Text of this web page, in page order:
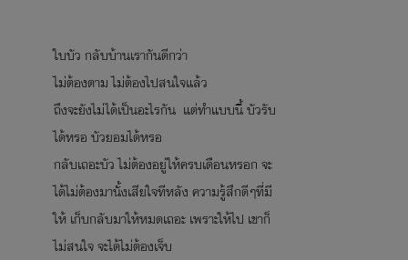
ใบบัว กลับบ้านเรากันดีกว่า
ไม่ต้องตาม ไม่ต้องไปสนใจแล้ว
ถึงจะยังไม่ได้เป็นอะไรกัน แต่ทำแบบนี้ บัวรับ
ได้หรอ บัวยอมได้หรอ
กลับเถอะบัว ไม่ต้องอยู่ให้ครบเดือนหรอก จะ
ได้ไม่ต้องมานั้งเสียใจทีหลัง ความรู้สึกดีๆที่มี
ให้ เก็บกลับมาให้หมดเถอะ เพราะให้ไป เขาก็
ไม่สนใจ จะได้ไม่ต้องเจ็บ